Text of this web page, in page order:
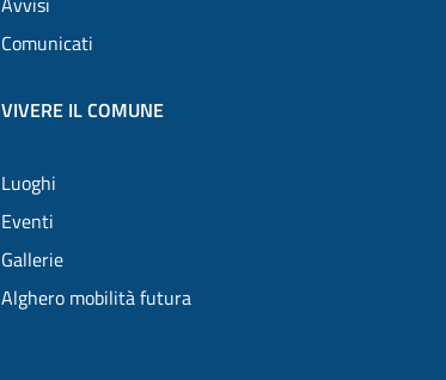
Comunicati
VIVERE IL COMUNE
Luoghi
Eventi
Gallerie
Alghero mobilità futura